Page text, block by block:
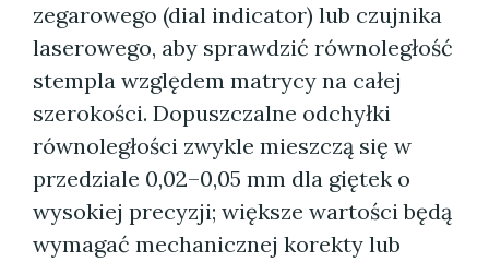
zegarowego (dial indicator) lub czujnika
laserowego, aby sprawdzić równoległość
stempla względem matrycy na całej
szerokości. Dopuszczalne odchyłki
równoległości zwykle mieszczą się w
przedziale 0,02–0,05 mm dla giętek o
wysokiej precyzji; większe wartości będą
wymagać mechanicznej korekty lub